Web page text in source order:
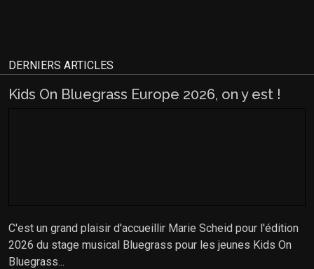
DERNIERS ARTICLES
Kids On Bluegrass Europe 2026, on y est !
C'est un grand plaisir d'accueillir Marie Scheid pour l'édition
2026 du stage musical Bluegrass pour les jeunes Kids On
Bluegrass...